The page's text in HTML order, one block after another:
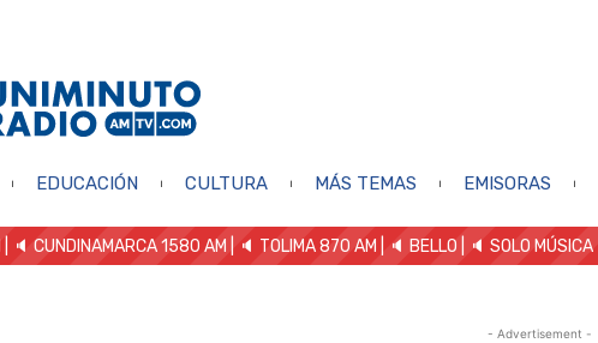
EDUCACIÓN CULTURA MÁS TEMAS EMISORAS
| 🔈 CUNDINAMARCA 1580 AM | 🔈 TOLIMA 870 AM | 🔈 BELLO 🔈 SOLO MÚSICA
- Advertisement -